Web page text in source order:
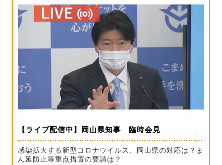
【ライブ配信中】岡山県知事 臨時会見
感染拡大する新型コロナウイルス、岡山県の対応は？ま
ん延防止等重点措置の要請は？